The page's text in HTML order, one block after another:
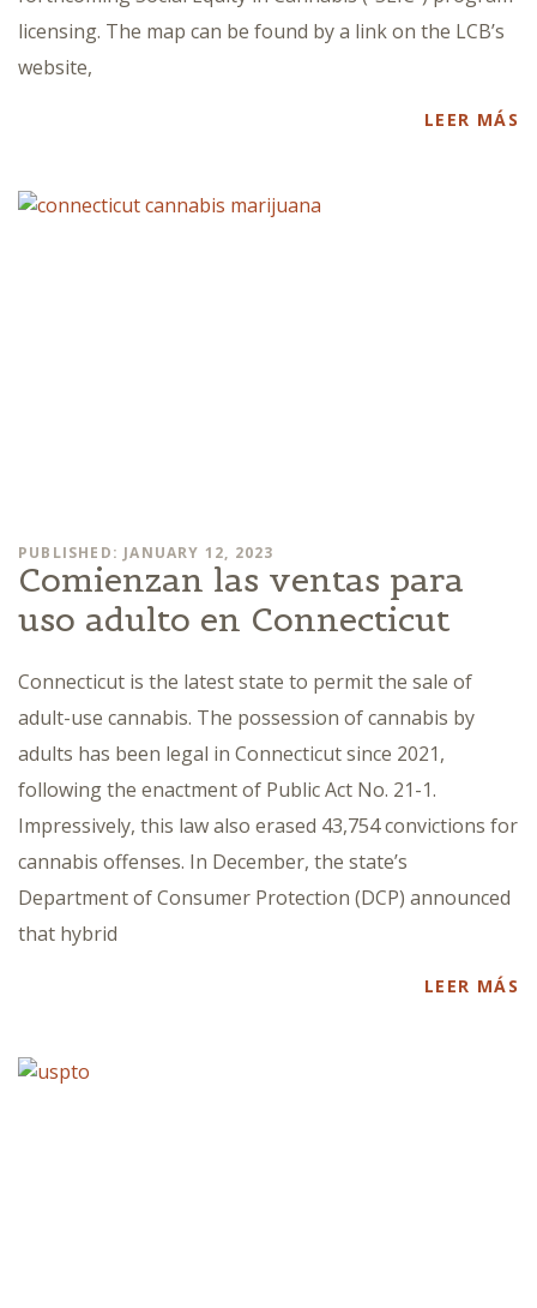
licensing. The map can be found by a link on the LCB’s
website,
LEER MÁS
PUBLISHED: JANUARY 12, 2023
Comienzan las ventas para
uso adulto en Connecticut
Connecticut is the latest state to permit the sale of
adult-use cannabis. The possession of cannabis by
adults has been legal in Connecticut since 2021,
following the enactment of Public Act No. 21-1.
Impressively, this law also erased 43,754 convictions for
cannabis offenses. In December, the state’s
Department of Consumer Protection (DCP) announced
that hybrid
LEER MÁS